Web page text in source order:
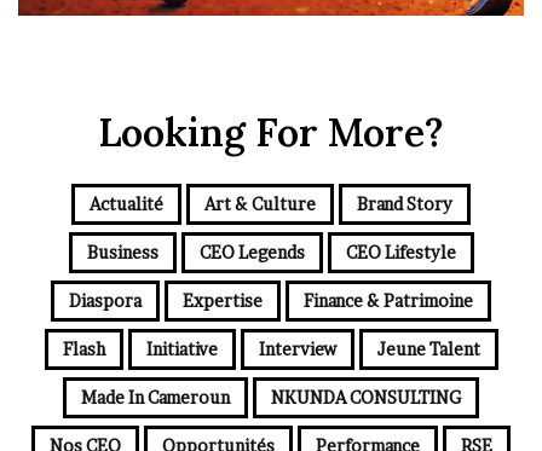
Looking For More?
Actualité Art & Culture Brand Story
Business CEO Legends CEO Lifestyle
Diaspora Expertise Finance & Patrimoine
Flash Initiative Interview Jeune Talent
Made In Cameroun NKUNDA CONSULTING
Nos CEO Opportunités Performance RSE